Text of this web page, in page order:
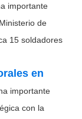
importante
de
15 soldadores
en
importante
con la